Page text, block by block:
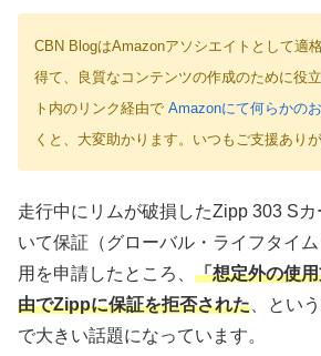
CBN BlogはAmazonアソシエイトとして適
得て、良質なコンテンツの作成のために役
ト内のリンク経由で Amazonにて何らかの
くと、大変助かります。いつもご支援あり
走行中にリムが破損したZipp 303 S
いて保証（グローバル・ライフタイ
用を申請したところ、 「想定外の使
由でZippに保証を拒否された 、とい
で大きい話題になっています。